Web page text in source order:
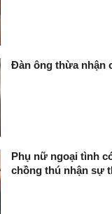
Đàn ông thừa nhận
Phụ nữ ngoại tình
chồng thú nhận sự